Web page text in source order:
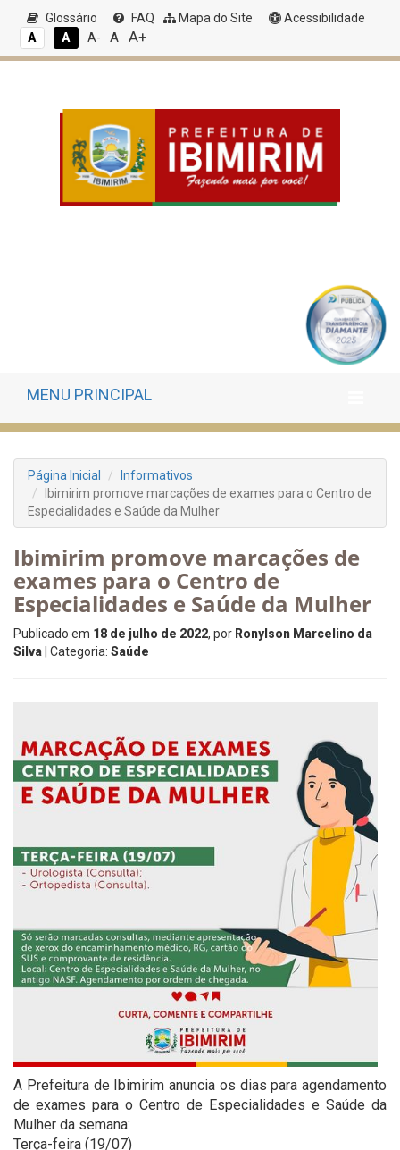
Glossário FAQ Mapa do Site
Acessibilidade
A
A A- A A+
MENU PRINCIPAL
Página Inicial
Informativos
Ibimirim promove marcações de exames para o Centro de
Especialidades e Saúde da Mulher
Ibimirim promove marcações de
exames para o Centro de
Especialidades e Saúde da Mulher
Publicado em 18 de julho de 2022, por Ronylson Marcelino da
Silva | Categoria: Saúde
A Prefeitura de Ibimirim anuncia os dias para agendamento
de exames para o Centro de Especialidades e Saúde da
Mulher da semana:
Terça-feira (19/07)